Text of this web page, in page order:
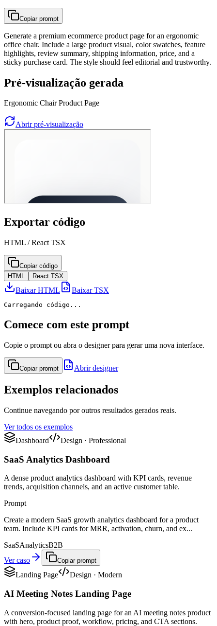
Copiar prompt
Generate a premium ecommerce product page for an ergonomic
office chair. Include a large product visual, color swatches, feature
highlights, review summary, shipping information, price, and a
sticky purchase card. The style should feel editorial and trustworthy.
Pré-visualização gerada
Ergonomic Chair Product Page
Abrir pré-visualização
Exportar código
HTML / React TSX
Copiar código
HTML
React TSX
Baixar HTML Baixar TSX
Carregando código...
Comece com este prompt
Copie o prompt ou abra o designer para gerar uma nova interface.
Copiar prompt Abrir designer
Exemplos relacionados
Continue navegando por outros resultados gerados reais.
Ver todos os exemplos
Dashboard
Design · Professional
SaaS Analytics Dashboard
A dense product analytics dashboard with KPI cards, revenue
trends, acquisition channels, and an active customer table.
Prompt
Create a modern SaaS growth analytics dashboard for a product
team. Include KPI cards for MRR, activation, churn, and ex...
SaaSAnalyticsB2B
Ver caso
Copiar prompt
Landing Page Design · Modern
AI Meeting Notes Landing Page
A conversion-focused landing page for an AI meeting notes product
with hero, product proof, workflow, pricing, and CTA sections.